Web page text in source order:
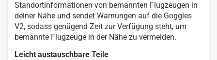
Standortinformationen von bemannten Flugzeugen in
deiner Nähe und sendet Warnungen auf die Goggles
V2, sodass genügend Zeit zur Verfügung steht, um
bemannte Flugzeuge in der Nähe zu vermeiden.
Leicht austauschbare Teile